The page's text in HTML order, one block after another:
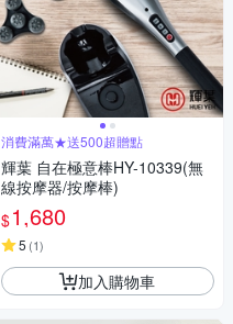
消費滿萬★送500超贈點
輝葉 自在極意棒HY-10339(無
線按摩器/按摩棒)
$1,680
5 (1)
加入購物車